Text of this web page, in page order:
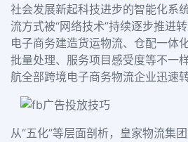
社会发展新起科技进步的智能化系
流方式被“网络技术”持续逐步推进
电子商务建造货运物流、仓配一体
批量处理、服务项目感受度等不一
航全部跨境电子商务物流企业迅速
从“五化”等层面剖析，皇家物流集